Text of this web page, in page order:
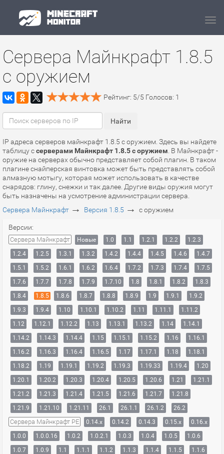
Сервера Майнкрафт 1.8.5
с оружием
Рейтинг: 5/5 Голосов: 1
IP адреса серверов майнкрафт 1.8.5 с оружием. Здесь вы найдете
таблицу ссерверами Майнкрафт 1.8.5 с оружием . В Майнкрафт -
оружие на серверах обычно представляет собой плагин. В таком
плагине снайперская винтовка может быть представлять собой
алмазную мотыгу, которая может использовать в качестве
снарядов: глину, снежки и так далее. Другие виды оружия могут
быть назначены на усмотрение администрации сервера.
Сервера Майнкрафт → Версия 1.8.5 → с оружием
Версии:
Сервера Майнкрафт Новые 1.0 1.1 1.2.1 1.2.2
1.2.3
1.2.4
1.2.5 1.3.1 1.3.2 1.4.2 1.4.4 1.4.5 1.4.6
1.4.7
1.5.1
1.5.2 1.6.1 1.6.2 1.6.4 1.7.2 1.7.3 1.7.4
1.7.5
1.7.6
1.7.7 1.7.8 1.7.9 1.7.10 1.8 1.8.1 1.8.2
1.8.3
1.8.4
1.8.5 1.8.6 1.8.7 1.8.8 1.8.9 1.9 1.9.1
1.9.2
1.9.3
1.9.4 1.10 1.10.1 1.10.2 1.11 1.11.1
1.11.2
1.12
1.12.1 1.12.2 1.13 1.13.1 1.13.2 1.14
1.14.1
1.14.2
1.14.3 1.14.4 1.15 1.15.1 1.15.2 1.16
1.16.1
1.16.2
1.16.3 1.16.4 1.16.5 1.17 1.17.1 1.18
1.18.1
1.18.2
1.19 1.19.1 1.19.2 1.19.3 1.19.33 1.19.4
1.20
1.20.1
1.20.2 1.20.3 1.20.4 1.20.5 1.20.6 1.21
1.21.1
1.21.2
1.21.3 1.21.4 1.21.5 1.21.6 1.21.7
1.21.8
1.21.9
1.21.10 1.21.11 26.1 26.1.1 26.1.2 26.2
Сервера Майнкрафт PE 0.14.x 0.14.2 0.14.3 0.15.x
0.16.x
1.0.0
1.0.0.16 1.0.2 1.0.2.1 1.0.3 1.0.4 1.0.5
1.0.6
1.0.7
1.0.9 1.1 1.1.1 1.1.2 1.1.3 1.1.4 1.1.5
1.1.6